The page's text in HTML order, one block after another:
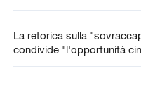
La retorica sulla
condivide "l'opportunità